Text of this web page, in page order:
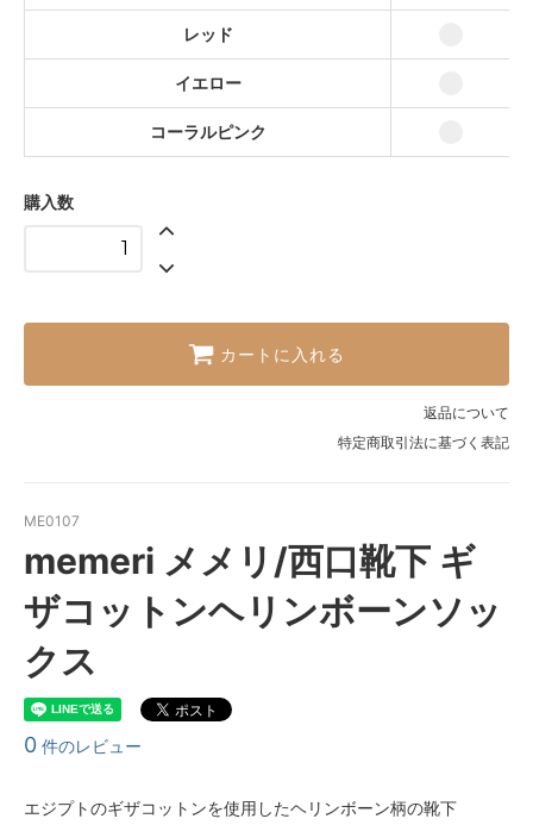
レッド
イエロー
コーラルピンク
購入数
カートに入れる
返品について
特定商取引法に基づく表記
ME0107
memeri メメリ/西口靴下 ギ
ザコットンヘリンボーンソッ
クス
0 件のレビュー
エジプトのギザコットンを使用したヘリンボーン柄の靴下